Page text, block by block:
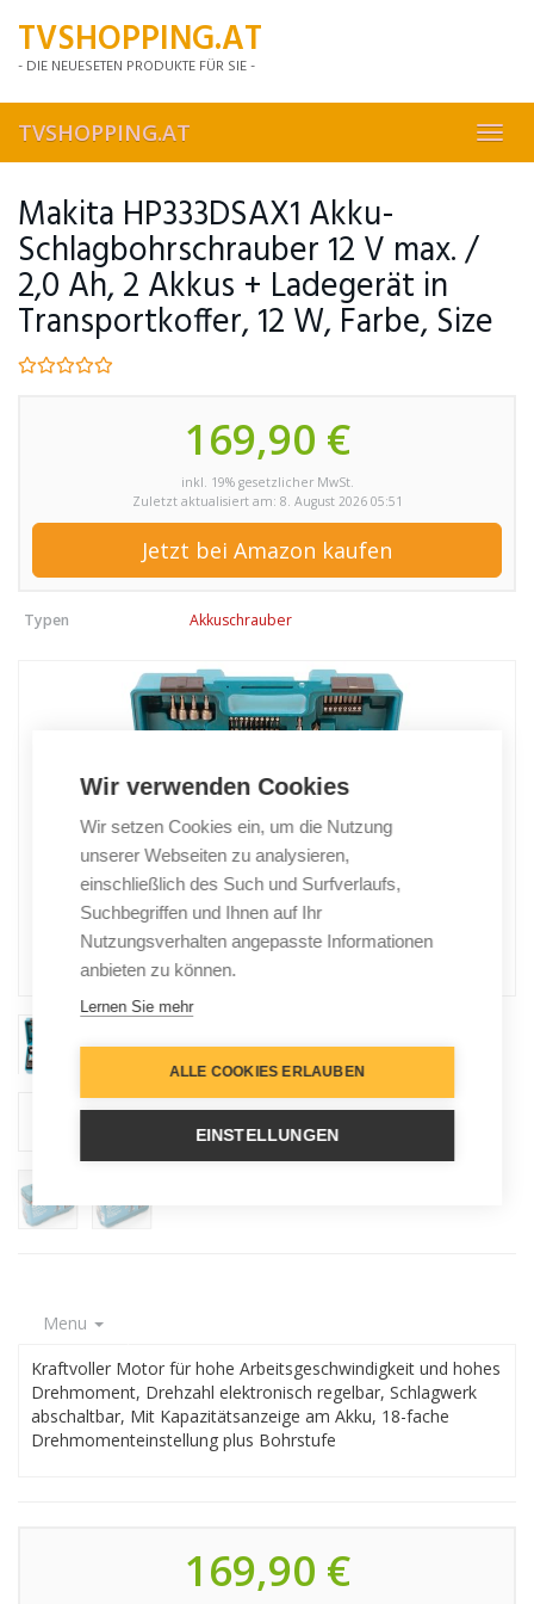
mainTVSHOPPING.AT
- DIE NEUESETEN PRODUKTE FÜR SIE -
TVSHOPPING.AT
Makita HP333DSAX1 Akku-
Schlagbohrschrauber 12 V max. /
2,0 Ah, 2 Akkus + Ladegerät in
Transportkoffer, 12 W, Farbe, Size
169,90 €
inkl. 19% gesetzlicher MwSt.
Zuletzt aktualisiert am: 8. August 2026 05:51
Jetzt bei Amazon kaufen
Typen Akkuschrauber
Menu
Kraftvoller Motor für hohe Arbeitsgeschwindigkeit und hohes
Drehmoment, Drehzahl elektronisch regelbar, Schlagwerk
abschaltbar, Mit Kapazitätsanzeige am Akku, 18-fache
Drehmomenteinstellung plus Bohrstufe
169,90 €
Wir verwenden Cookies
Wir setzen Cookies ein, um die Nutzung
unserer Webseiten zu analysieren,
einschließlich des Such und Surfverlaufs,
Suchbegriffen und Ihnen auf Ihr
Nutzungsverhalten angepasste Informationen
anbieten zu können.
Lernen Sie mehr
ALLE COOKIES ERLAUBEN
EINSTELLUNGEN